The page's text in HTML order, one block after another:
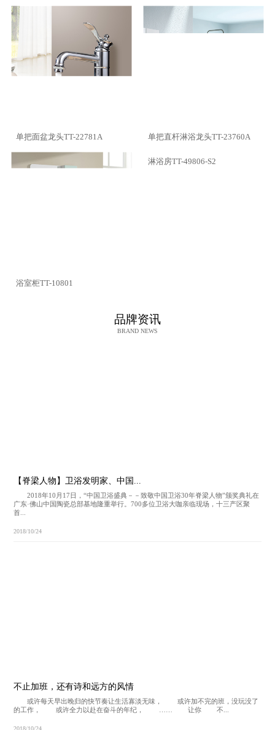
单把面盆龙头TT-22781A 单把直杆淋浴龙头TT-23760A
浴室柜TT-10801
淋浴房TT-49806-S2
品牌资讯
BRAND NEWS
【脊梁人物】卫浴发明家、中国...
2018年10月17日，“中国卫浴盛典－－致敬中国卫浴30年脊梁人物”颁奖典礼在
广东·佛山中国陶瓷总部基地隆重举行。700多位卫浴大咖亲临现场，十三产区聚
首...
2018/10/24
不止加班，还有诗和远方的风情
或许每天早出晚归的快节奏让生活寡淡无味， 或许加不完的班，没玩没了
的工作， 或许全力以赴在奋斗的年纪， …… 让你 不...
2018/10/24